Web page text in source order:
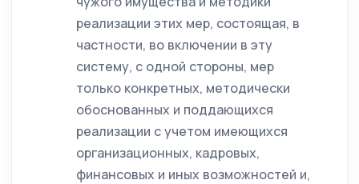
реализации этих мер, состоящая, в
частности, во включении в эту
систему, с одной стороны, мер
только конкретных, методически
обоснованных и поддающихся
реализации с учетом имеющихся
организационных, кадровых,
финансовых и иных возможностей и,